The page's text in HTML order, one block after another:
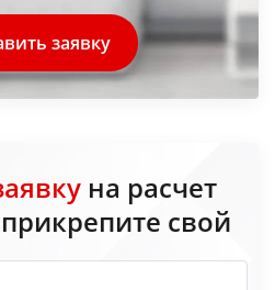
заявку
на расчет
свой